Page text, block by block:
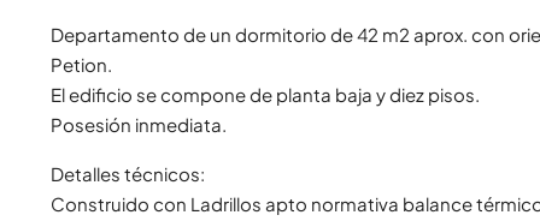
Departamento de un dormitorio de 42 m2 aprox. con
Petion.
El edificio se compone de planta baja y diez pisos.
Posesión inmediata.
Detalles técnicos:
Construido con Ladrillos apto normativa balance